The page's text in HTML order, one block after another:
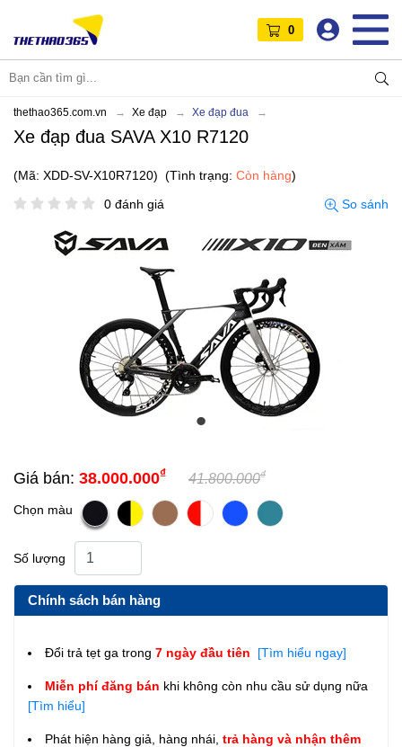
0
thethao365.com.vn Xe đạp Xe đạp đua
Xe đạp đua SAVA X10 R7120
(Mã: XDD-SV-X10R7120) (Tình trạng: Còn hàng)
0 đánh giá
So sánh
Giá bán: 38.000.000₫ 41.800.000₫
Chọn màu
Số lượng
Chính sách bán hàng
Đổi trả tẹt ga trong 7 ngày đầu tiên [Tìm hiểu ngay]
Miễn phí đăng bán khi không còn nhu cầu sử dụng nữa
[Tìm hiểu]
Phát hiện hàng giả, hàng nhái, trả hàng và nhận thêm